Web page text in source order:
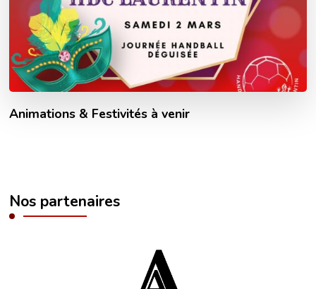
Animations & Festivités à venir
Nos partenaires